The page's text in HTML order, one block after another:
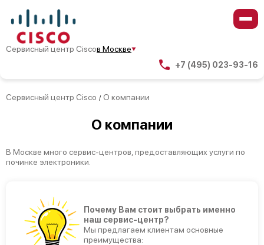
Сервисный центр Ciscoв Москве
+7 (495) 023-93-16
Сервисный центр Cisco / О компании
О компании
В Москве много сервис-центров, предоставляющих услуги по
починке электроники.
Почему Вам стоит выбрать именно
наш сервис-центр?
Мы предлагаем клиентам основные
преимущества: